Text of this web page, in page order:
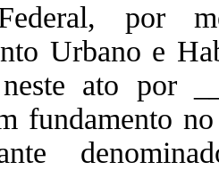
por
Urbano e
neste ato por
fundamento